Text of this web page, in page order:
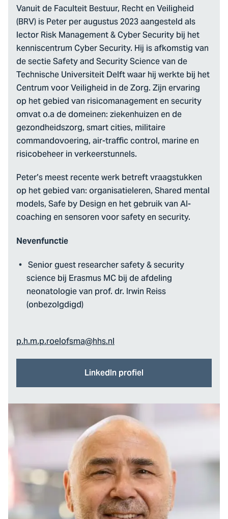
Vanuit de Faculteit Bestuur, Recht en Veiligheid
(BRV) is Peter per augustus 2023 aangesteld als
lector Risk Management & Cyber Security bij het
kenniscentrum Cyber Security. Hij is afkomstig van
de sectie Safety and Security Science van de
Technische Universiteit Delft waar hij werkte bij het
Centrum voor Veiligheid in de Zorg. Zijn ervaring
op het gebied van risicomanagement en security
omvat o.a de domeinen: ziekenhuizen en de
gezondheidszorg, smart cities, militaire
commandovoering, air-traffic control, marine en
risicobeheer in verkeerstunnels.
Peter’s meest recente werk betreft vraagstukken
op het gebied van: organisatieleren, Shared mental
models, Safe by Design en het gebruik van AI-
coaching en sensoren voor safety en security.
Nevenfunctie
Senior guest researcher safety & security
science bij Erasmus MC bij de afdeling
neonatologie van prof. dr. Irwin Reiss
(onbezolgdigd)
p.h.m.p.roelofsma@hhs.nl
LinkedIn profiel